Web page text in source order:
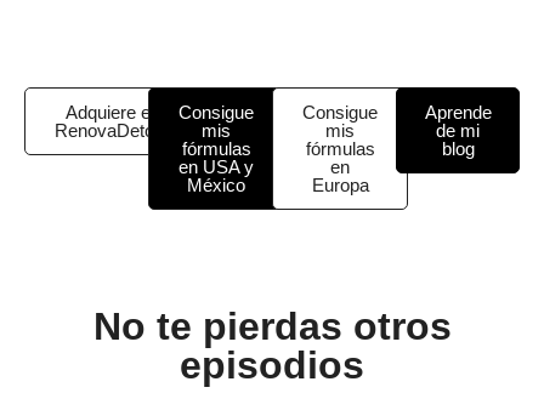
Adquiere el
RenovaDetox
Consigue
mis
fórmulas
en USA y
México
Consigue
mis
fórmulas
en
Europa
Aprende
de mi
blog
No te pierdas otros
episodios